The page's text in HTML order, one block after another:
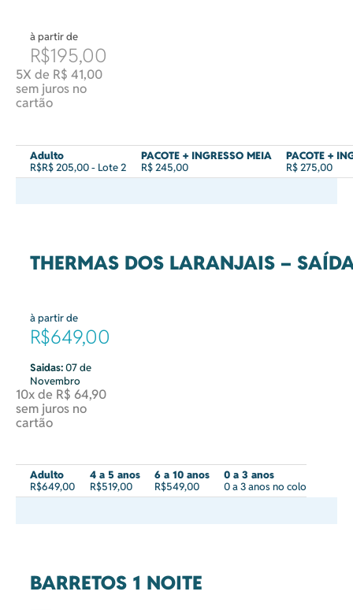
à partir de
R$195,00
5X de R$ 41,00
sem juros no
cartão
Adulto
R$R$ 205,00 - Lote 2
PACOTE + INGRESSO MEIA
R$ 245,00
PACOTE +
R$ 275,00
THERMAS DOS LARANJAIS –
à partir de
R$649,00
Saidas:07 de
Novembro
10x de R$ 64,90
sem juros no
cartão
Adulto
R$649,00
4 a 5 anos
R$519,00
6 a 10 anos
R$549,00
0 a 3 anos
0 a 3 anos no colo
BARRETOS 1 NOITE